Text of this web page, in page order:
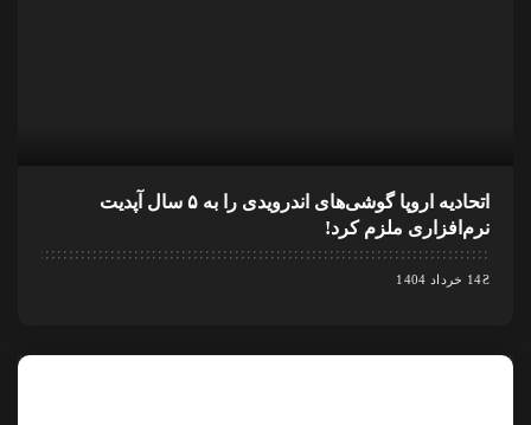
اتحادیه اروپا گوشی‌های اندرویدی را به ۵ سال آپدیت
نرم‌افزاری ملزم کرد!
14 خرداد 1404